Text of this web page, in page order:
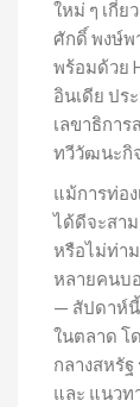
ใหม่ ๆ เกี่ย
ศักดิ์ พงษ์พ
พร้อมด้วย
อินเดีย ปร
เลขาธิกา
ทวีวัฒนะกิ
แม้การท่อ
ได้ดีจะสา
หรือไม่ท่า
หลายคนบ
— สัปดาห์นี้
ในตลาด โ
กลางสหรั
และ แนวท